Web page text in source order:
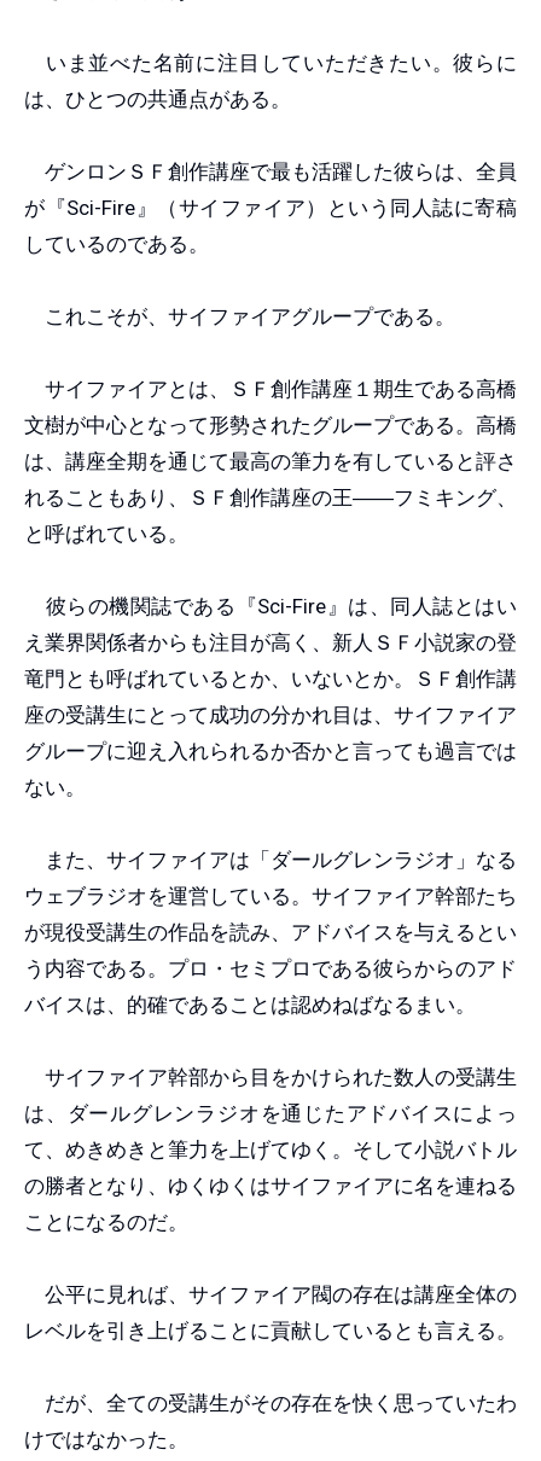
いま並べた名前に注目していただきたい。彼らに
は、ひとつの共通点がある。
ゲンロンＳＦ創作講座で最も活躍した彼らは、全員
が『Sci-Fire』（サイファイア）という同人誌に寄稿
しているのである。
これこそが、サイファイアグループである。
サイファイアとは、ＳＦ創作講座１期生である高橋
文樹が中心となって形勢されたグループである。高橋
は、講座全期を通じて最高の筆力を有していると評さ
れることもあり、ＳＦ創作講座の王――フミキング、
と呼ばれている。
彼らの機関誌である『Sci-Fire』は、同人誌とはい
え業界関係者からも注目が高く、新人ＳＦ小説家の登
竜門とも呼ばれているとか、いないとか。ＳＦ創作講
座の受講生にとって成功の分かれ目は、サイファイア
グループに迎え入れられるか否かと言っても過言では
ない。
また、サイファイアは「ダールグレンラジオ」なる
ウェブラジオを運営している。サイファイア幹部たち
が現役受講生の作品を読み、アドバイスを与えるとい
う内容である。プロ・セミプロである彼らからのアド
バイスは、的確であることは認めねばなるまい。
サイファイア幹部から目をかけられた数人の受講生
は、ダールグレンラジオを通じたアドバイスによっ
て、めきめきと筆力を上げてゆく。そして小説バトル
の勝者となり、ゆくゆくはサイファイアに名を連ねる
ことになるのだ。
公平に見れば、サイファイア閥の存在は講座全体の
レベルを引き上げることに貢献しているとも言える。
だが、全ての受講生がその存在を快く思っていたわ
けではなかった。